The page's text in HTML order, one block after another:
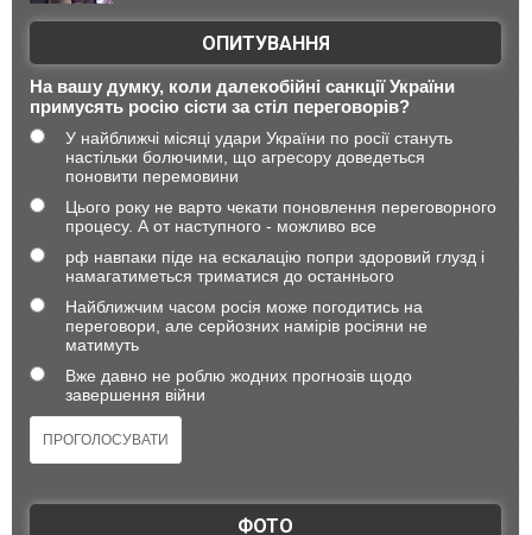
ОПИТУВАННЯ
На вашу думку, коли далекобійні санкції України
примусять росію сісти за стіл переговорів?
У найближчі місяці удари України по росії стануть
настільки болючими, що агресору доведеться
поновити перемовини
Цього року не варто чекати поновлення переговорного
процесу. А от наступного - можливо все
рф навпаки піде на ескалацію попри здоровий глузд і
намагатиметься триматися до останнього
Найближчим часом росія може погодитись на
переговори, але серйозних намірів росіяни не
матимуть
Вже давно не роблю жодних прогнозів щодо
завершення війни
ФОТО